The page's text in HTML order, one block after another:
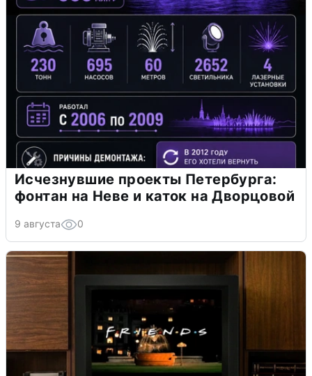
Исчезнувшие проекты Петербурга:
фонтан на Неве и каток на Дворцовой
9 августа 0